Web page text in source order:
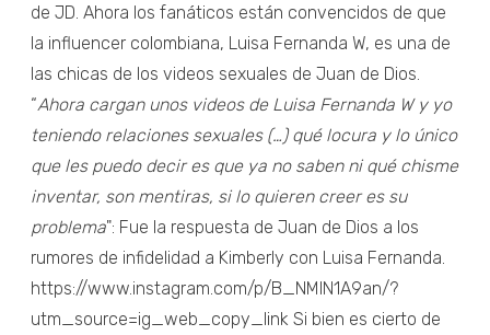
de JD. Ahora los fanáticos están convencidos de que
la influencer colombiana, Luisa Fernanda W, es una de
las chicas de los videos sexuales de Juan de Dios.
“Ahora cargan unos videos de Luisa Fernanda W y yo
teniendo relaciones sexuales (…) qué locura y lo único
que les puedo decir es que ya no saben ni qué chisme
inventar, son mentiras, si lo quieren creer es su
problema": Fue la respuesta de Juan de Dios a los
rumores de infidelidad a Kimberly con Luisa Fernanda.
https://www.instagram.com/p/B_NMIN1A9an/?
utm_source=ig_web_copy_link Si bien es cierto de